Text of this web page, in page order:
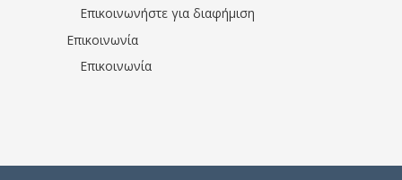
Επικοινωνήστε για διαφήμιση
Επικοινωνία
Επικοινωνία